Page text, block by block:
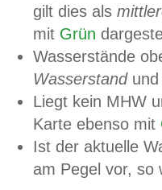
gilt dies als
mit Grün
Wasserstände
Wasserstandund
Liegt kein MHW
Karte ebenso mit
Ist der aktuelle
am Pegel vor,